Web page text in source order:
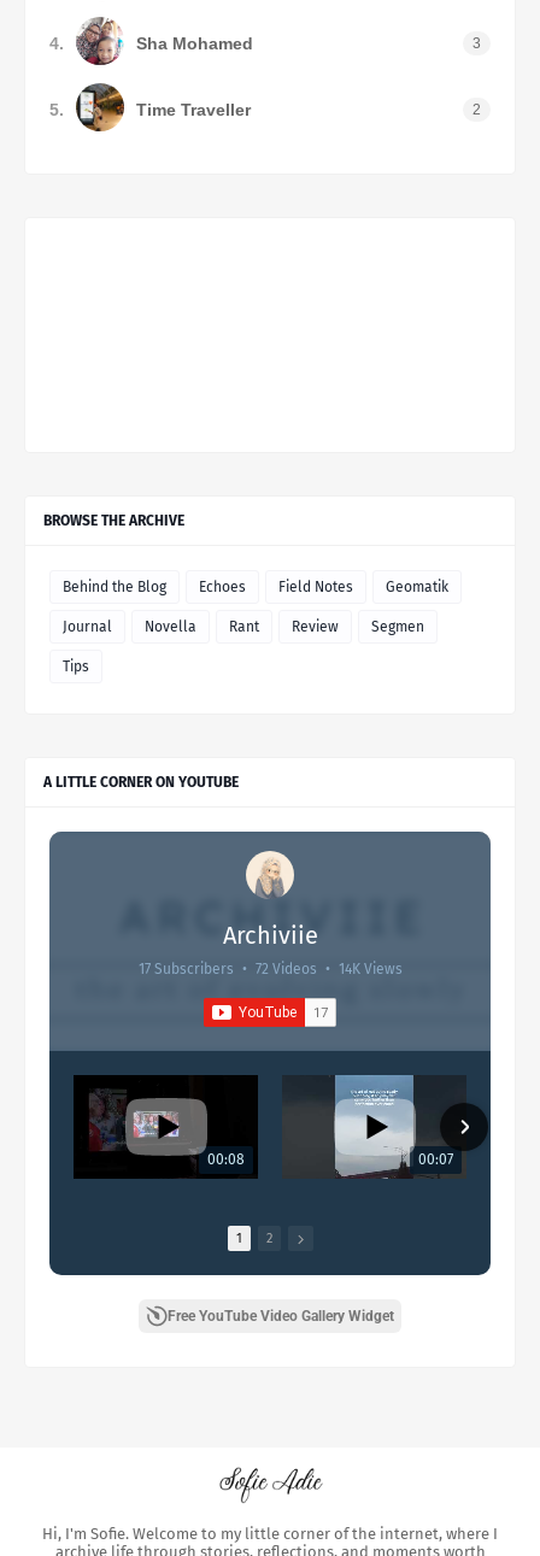
4. Sha Mohamed 3
5. Time Traveller 2
BROWSE THE ARCHIVE
Behind the Blog Echoes Field Notes Geomatik
Journal Novella Rant Review Segmen
Tips
A LITTLE CORNER ON YOUTUBE
Archiviie
17 Subscribers • 72 Videos • 14K Views
00:08 00:07
1 2
Free YouTube Video Gallery Widget
Hi, I'm Sofie. Welcome to my little corner of the internet, where I
archive life through stories, reflections, and moments worth